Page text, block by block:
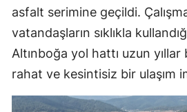
asfalt serimine geçildi.
vatandaşların sıklıkla
Altınboğa yol hattı uzun
rahat ve kesintisiz bir ulaşım